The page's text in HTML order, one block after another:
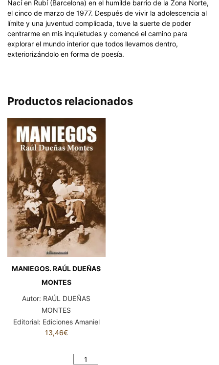
Nací en Rubí (Barcelona) en el humilde barrio de la Zona Norte,
el cinco de marzo de 1977. Después de vivir la adolescencia al
límite y una juventud complicada, tuve la suerte de poder
centrarme en mis inquietudes y comencé el camino para
explorar el mundo interior que todos llevamos dentro,
exteriorizándolo en forma de poesía.
Productos relacionados
MANIEGOS. RAÚL DUEÑAS
MONTES
Autor: RAÚL DUEÑAS
MONTES
Editorial: Ediciones Amaniel
13,46€